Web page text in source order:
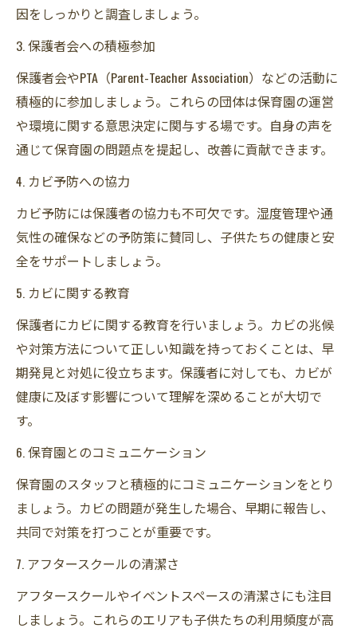
因をしっかりと調査しましょう。
3. 保護者会への積極参加
保護者会やPTA（Parent-Teacher Association）などの活動に
積極的に参加しましょう。これらの団体は保育園の運営
や環境に関する意思決定に関与する場です。自身の声を
通じて保育園の問題点を提起し、改善に貢献できます。
4. カビ予防への協力
カビ予防には保護者の協力も不可欠です。湿度管理や通
気性の確保などの予防策に賛同し、子供たちの健康と安
全をサポートしましょう。
5. カビに関する教育
保護者にカビに関する教育を行いましょう。カビの兆候
や対策方法について正しい知識を持っておくことは、早
期発見と対処に役立ちます。保護者に対しても、カビが
健康に及ぼす影響について理解を深めることが大切で
す。
6. 保育園とのコミュニケーション
保育園のスタッフと積極的にコミュニケーションをとり
ましょう。カビの問題が発生した場合、早期に報告し、
共同で対策を打つことが重要です。
7. アフタースクールの清潔さ
アフタースクールやイベントスペースの清潔さにも注目
しましょう。これらのエリアも子供たちの利用頻度が高